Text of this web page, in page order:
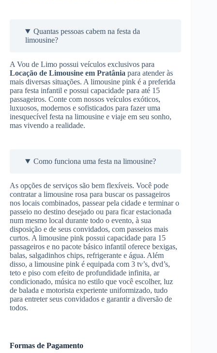
Quantas pessoas cabem na festa da
limousine?
A Vou de Limo possui veículos exclusivos para
Locação de Limousine em Pratânia para atender às
mais diversas situações. A limousine pink é a preferida
para festa infantil e possui capacidade para até 15
passageiros. Conte com nossos veículos exóticos,
luxuosos, modernos e sofisticados para fazer uma
inesquecível festa na limousine e viaje em seu sonho,
mas vivendo a realidade.
Como funciona uma festa na limousine?
As opções de serviços são bem flexíveis. Você pode
contratar a limousine rosa para buscar os passageiros
nos locais combinados, passear pela cidade e terminar o
passeio no destino desejado ou para ficar estacionada
num mesmo local durante todo o evento, à sua
disposição e de seus convidados, com passeios mais
curtos. A limousine pink possui capacidade para 15
passageiros e no pacote básico infantil oferece bexigas,
balas, salgadinhos chips, refrigerante e água. Além
disso, a limousine pink é equipada com 3 tv’s, dvd’s,
teto e piso com efeito de profundidade infinita, ar
condicionado, música no estilo que você escolher, luz
de balada e motorista experiente uniformizado, tudo
para entreter seus convidados e garantir a diversão de
todos.
Formas de Pagamento